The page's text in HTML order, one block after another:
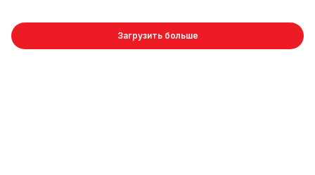
Загрузить больше